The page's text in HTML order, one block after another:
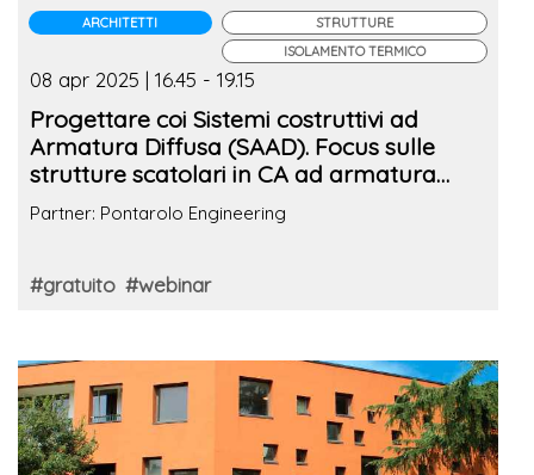
ARCHITETTI
STRUTTURE
ISOLAMENTO TERMICO
08 apr 2025 | 16.45 - 19.15
Progettare coi Sistemi costruttivi ad
Armatura Diffusa (SAAD). Focus sulle
strutture scatolari in CA ad armatura
diffusa tra prestazioni energetiche e
flessibilità architettonica
Partner: Pontarolo Engineering
#gratuito #webinar